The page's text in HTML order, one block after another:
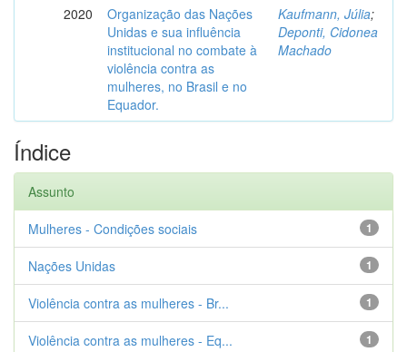
2020
Organização das Nações
Unidas e sua influência
institucional no combate à
violência contra as
mulheres, no Brasil e no
Equador.
Kaufmann, Júlia;
Deponti, Cidonea
Machado
Índice
Assunto
1
Mulheres - Condições sociais
1
Nações Unidas
1
Violência contra as mulheres - Br...
1
Violência contra as mulheres - Eq...